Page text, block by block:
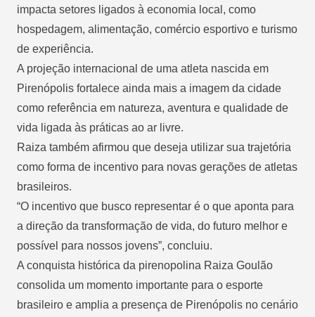
impacta setores ligados à economia local, como
hospedagem, alimentação, comércio esportivo e turismo
de experiência.
A projeção internacional de uma atleta nascida em
Pirenópolis fortalece ainda mais a imagem da cidade
como referência em natureza, aventura e qualidade de
vida ligada às práticas ao ar livre.
Raiza também afirmou que deseja utilizar sua trajetória
como forma de incentivo para novas gerações de atletas
brasileiros.
“O incentivo que busco representar é o que aponta para
a direção da transformação de vida, do futuro melhor e
possível para nossos jovens”, concluiu.
A conquista histórica da pirenopolina Raiza Goulão
consolida um momento importante para o esporte
brasileiro e amplia a presença de Pirenópolis no cenário